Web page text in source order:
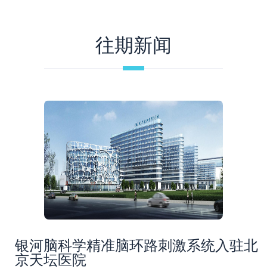
往期新闻
银河脑科学精准脑环路刺激系统入驻北
京天坛医院